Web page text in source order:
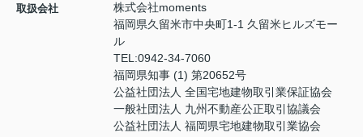
取扱会社
株式会社moments
福岡県久留米市中央町1-1 久留米ヒルズモー
ル
TEL:0942-34-7060
福岡県知事 (1) 第20652号
公益社団法人 全国宅地建物取引業保証協会
一般社団法人 九州不動産公正取引協議会
公益社団法人 福岡県宅地建物取引業協会